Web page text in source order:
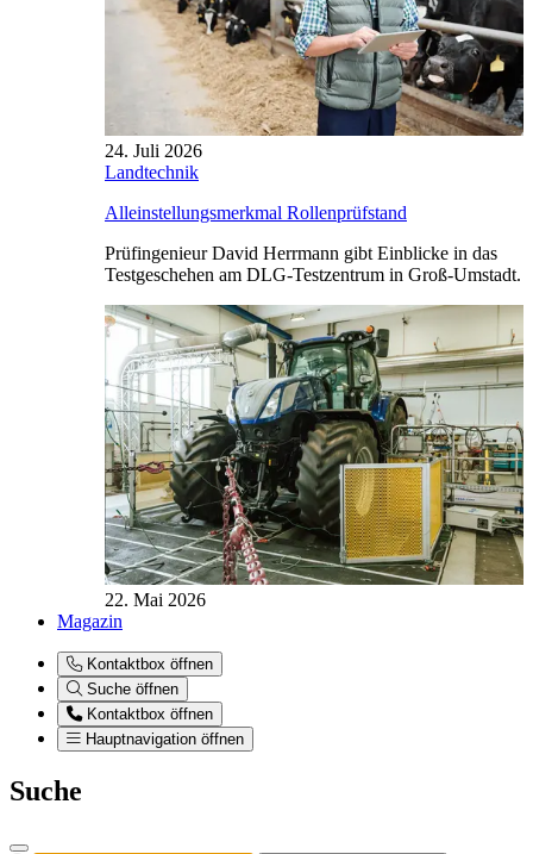
24. Juli 2026
Landtechnik
Alleinstellungsmerkmal Rollenprüfstand
Prüfingenieur David Herrmann gibt Einblicke in das
Testgeschehen am DLG-Testzentrum in Groß-Umstadt.
22. Mai 2026
Magazin
Kontaktbox öffnen
Suche öffnen
Kontaktbox öffnen
Hauptnavigation öffnen
Suche